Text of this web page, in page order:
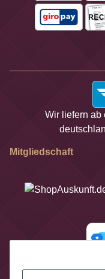
Wir liefern ab
Mitgliedschaft